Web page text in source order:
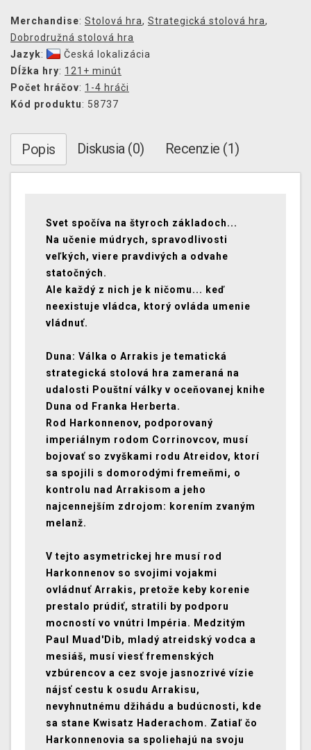
Merchandise: Stolová hra, Strategická stolová hra,
Dobrodružná stolová hra
Jazyk:
Česká lokalizácia
Dĺžka hry: 121+ minút
Počet hráčov: 1-4 hráči
Kód produktu: 58737
Popis Diskusia (0) Recenzie (1)
Svet spočíva na štyroch základoch...
Na učenie múdrych, spravodlivosti
veľkých, viere pravdivých a odvahe
statočných.
Ale každý z nich je k ničomu... keď
neexistuje vládca, ktorý ovláda umenie
vládnuť.
Duna: Válka o Arrakis je tematická
strategická stolová hra zameraná na
udalosti Pouštní války v oceňovanej knihe
Duna od Franka Herberta.
Rod Harkonnenov, podporovaný
imperiálnym rodom Corrinovcov, musí
bojovať so zvyškami rodu Atreidov, ktorí
sa spojili s domorodými fremeňmi, o
kontrolu nad Arrakisom a jeho
najcennejším zdrojom: korením zvaným
melanž.
V tejto asymetrickej hre musí rod
Harkonnenov so svojimi vojakmi
ovládnuť Arrakis, pretože keby korenie
prestalo prúdiť, stratili by podporu
mocností vo vnútri Impéria. Medzitým
Paul Muad'Dib, mladý atreidský vodca a
mesiáš, musí viesť fremenských
vzbúrencov a cez svoje jasnozrivé vízie
nájsť cestu k osudu Arrakisu,
nevyhnutnému džihádu a budúcnosti, kde
sa stane Kwisatz Haderachom. Zatiaľ čo
Harkonnenovia sa spoliehajú na svoju